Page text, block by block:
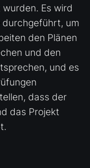
Es wird
durchgeführt, um
den Plänen
und den
und es
dass der
das Projekt